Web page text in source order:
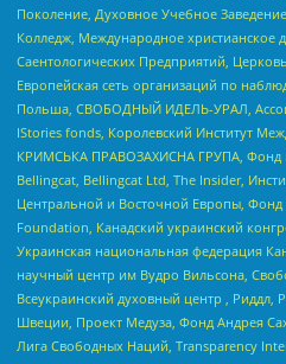
Поколение, Духовное Учебное
Колледж, Международное христианское
Саентологических Предприятий,
Европейская сеть организаций по
Польша, СВОБОДНЫЙ ИДЕЛЬ-УРАЛ,
IStories fonds, Королевский Институт
КРИМСЬКА ПРАВОЗАХИСНА ГРУПА, Фонд
Bellingcat, Bellingcat Ltd, The Insider,
Центральной и Восточной Европы, Фонд
Foundation, Канадский украинский
Украинская национальная федерация
научный центр им Вудро Вильсона,
Всеукраинский духовный центр , Риддл,
Швеции, Проект Медуза, Фонд Андрея
Лига Свободных Наций, Transparеncy